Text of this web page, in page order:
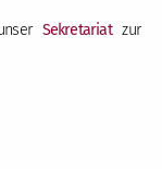
Sekretariatzur